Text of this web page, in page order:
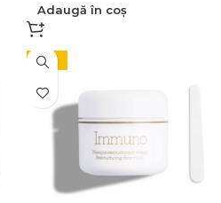
Adaugă în coș
-10%